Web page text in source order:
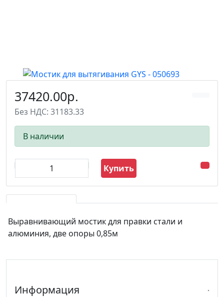
37420.00р.
Без НДС: 31183.33
В наличии
Купить
Выравнивающий мостик для правки стали и
алюминия, две опоры 0,85м
Информация